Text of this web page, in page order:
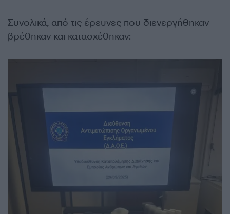
Συνολικά, από τις έρευνες που διενεργήθηκαν
βρέθηκαν και κατασχέθηκαν: